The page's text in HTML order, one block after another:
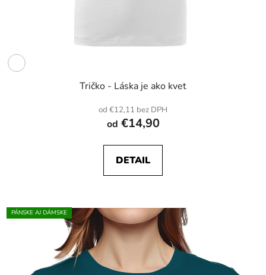
Tričko - Láska je ako kvet
od €12,11 bez DPH
od €14,90
DETAIL
PÁNSKE AJ DÁMSKE